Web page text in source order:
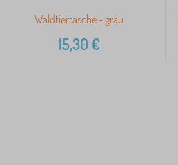
Waldtiertasche - grau
15,30€